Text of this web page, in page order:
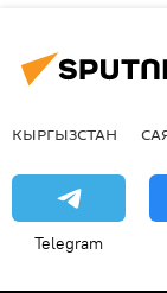
КЫРГЫЗСТАН
Telegram